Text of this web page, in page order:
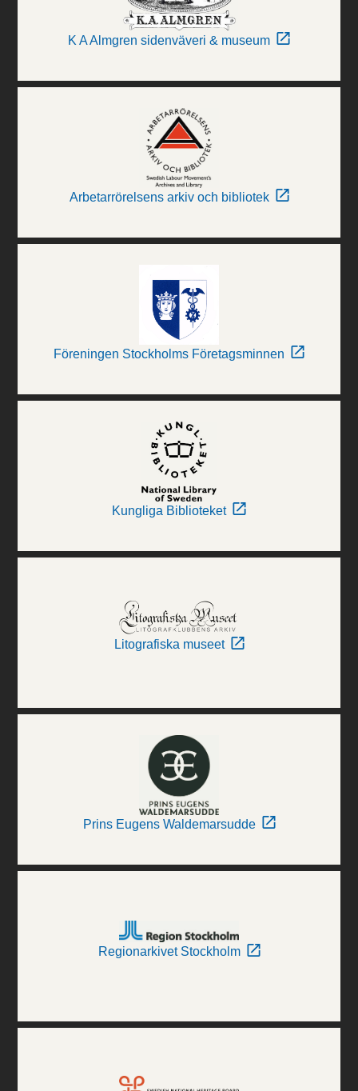
K A Almgren sidenväveri & museum
Arbetarrörelsens arkiv och bibliotek
Föreningen Stockholms Företagsminnen
Kungliga Biblioteket
Litografiska museet
Prins Eugens Waldemarsudde
Regionarkivet Stockholm